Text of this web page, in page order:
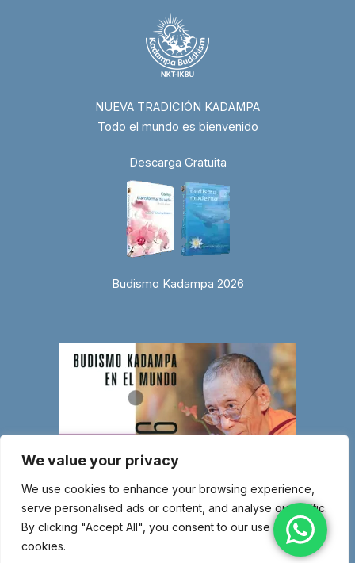
We value your privacy
We use cookies to enhance your browsing experience,
serve personalised ads or content, and analyse our traffic.
By clicking "Accept All", you consent to our use of
cookies.
NUEVA TRADICIÓN KADAMPA
Todo el mundo es bienvenido
Descarga Gratuita
Budismo Kadampa 2026
© Copyright 2026 Entidad religiosa inscrita en el Ministerio de Justicia